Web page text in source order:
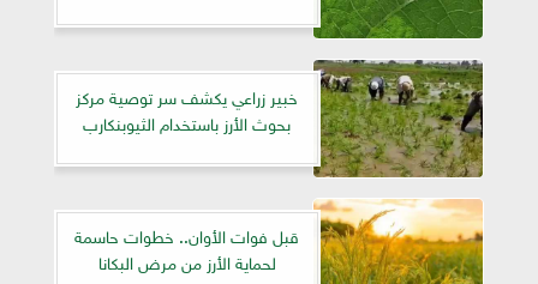
خبير زراعي يكشف سر توصية مركز
بحوث الأرز باستخدام الثيوبنكارب
قبل فوات الأوان.. خطوات حاسمة
لحماية الأرز من مرض البكانا